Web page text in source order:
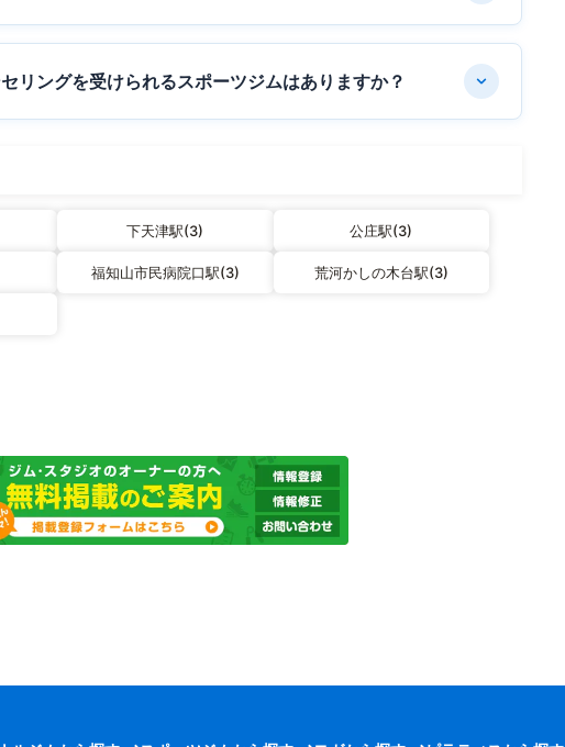
リングを受けられるスポーツジムはありますか？
下天津駅(3) 公庄駅(3)
福知山市民病院口駅(3) 荒河かしの木台駅(3)